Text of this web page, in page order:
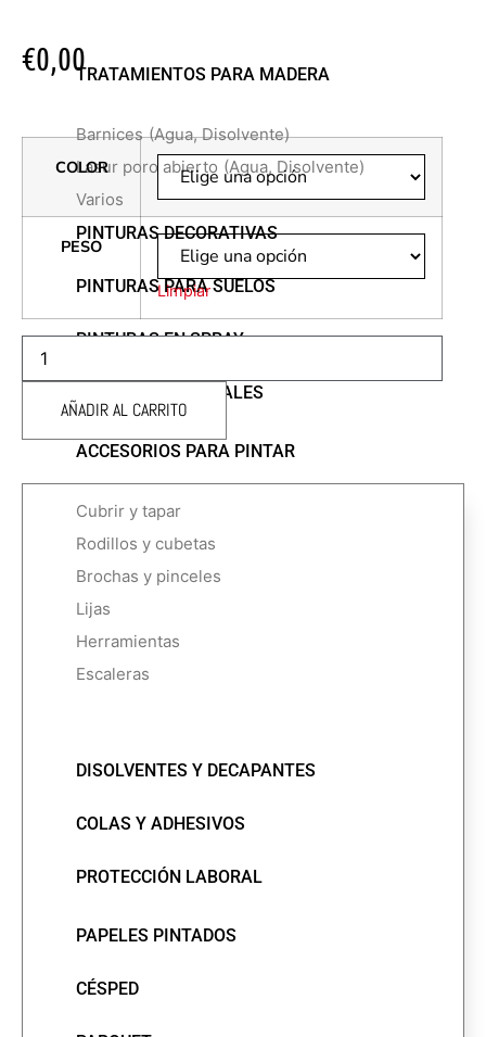
TRATAMIENTOS PARA MADERA
Barnices (Agua, Disolvente)
Lasur poro abierto (Agua, Disolvente)
Varios
PINTURAS DECORATIVAS
PINTURAS PARA SUELOS
PINTURAS EN SPRAY
PINTURAS ESPECIALES
ACCESORIOS PARA PINTAR
Cubrir y tapar
Rodillos y cubetas
Brochas y pinceles
Lijas
Herramientas
Escaleras
DISOLVENTES Y DECAPANTES
COLAS Y ADHESIVOS
PROTECCIÓN LABORAL
PAPELES PINTADOS
CÉSPED
€0,00
COLOR
PESO
Limpiar
AQUAPOX
IMPRIMACIÓN
cantidad
AÑADIR AL CARRITO